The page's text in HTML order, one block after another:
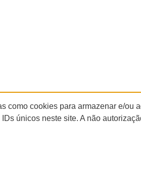
como cookies para armazenar e/
únicos neste site. A não